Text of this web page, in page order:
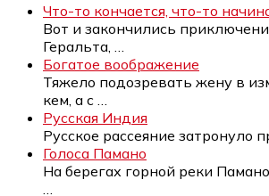
Что-то кончается, что-то
Вот и закончились
Геральта,
Богатое воображение
Тяжело подозревать жену в
кем, а с
Русская Индия
Русское рассеяние затронуло
Голоса Памано
На берегах горной реки